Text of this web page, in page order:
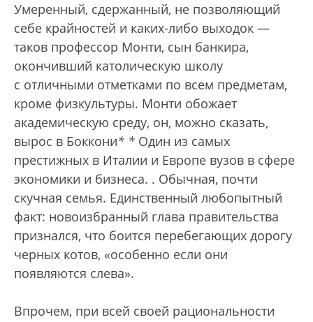
Умеренный, сдержанный, не позволяющий
себе крайностей и каких-либо выходок —
таков профессор Монти, сын банкира,
окончивший католическую школу
с отличными отметками по всем предметам,
кроме физкультуры. Монти обожает
академическую среду, он, можно сказать,
вырос в Боккони* * Один из самых
престижных в Италии и Европе вузов в сфере
экономики и бизнеса. . Обычная, почти
скучная семья. Единственный любопытный
факт: новоизбранный глава правительства
признался, что боится перебегающих дорогу
черных котов, «особенно если они
появляются слева».
Впрочем, при всей своей рациональности